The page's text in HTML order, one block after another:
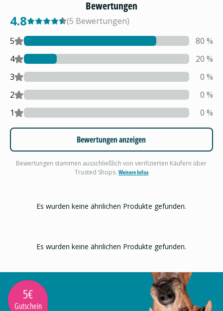
Bewertungen
4.8 (5 Bewertungen)
5
80 %
4
20 %
3
0 %
2
0 %
1
0 %
Bewertungen anzeigen
Bewertungen stammen ausschließlich von verifizierten Käufern über
Trusted Shops. Weitere Infos
Es wurden keine ähnlichen Produkte gefunden.
Es wurden keine ähnlichen Produkte gefunden.
5€
Gutschein